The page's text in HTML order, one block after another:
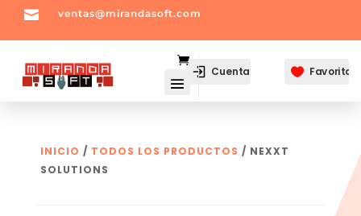
 ventas@mirandasoft.com
Cuenta  Favoritos
INICIO / TODOS LOS PRODUCTOS / NEXXT
SOLUTIONS